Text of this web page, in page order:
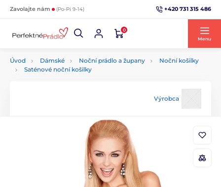
Zavolajte nám (Po-Pi 9-14) +420 731 315 486
0
Menu
Úvod Dámské Noční prádlo a župany
Noční košilky
Saténové noční košilky
Výrobca